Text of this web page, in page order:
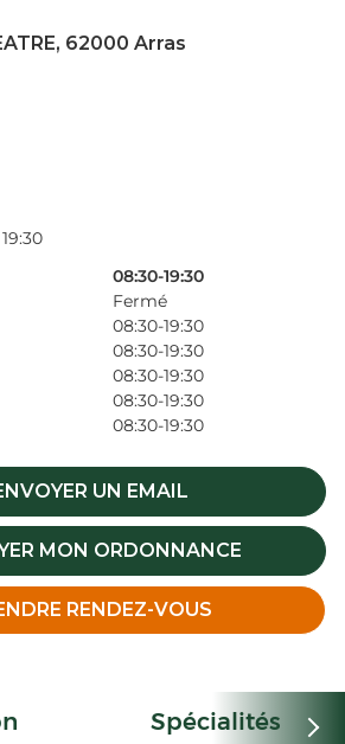
62000 Arras
08:30-19:30
Fermé
08:30-19:30
08:30-19:30
08:30-19:30
08:30-19:30
08:30-19:30
UN EMAIL
MON ORDONNANCE
RENDEZ-VOUS
Spécialités